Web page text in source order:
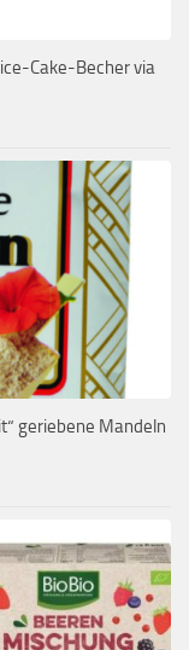
Cake-Becher via
geriebene Mandeln